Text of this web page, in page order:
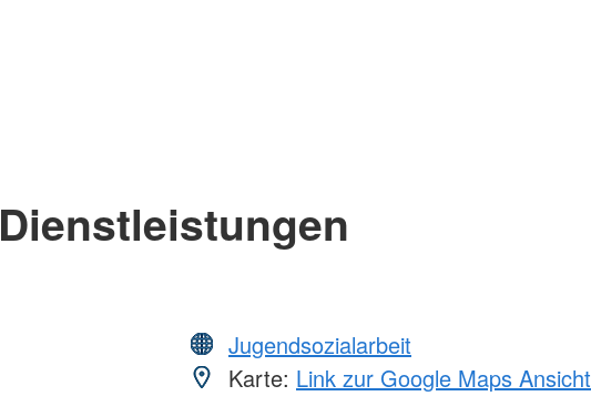
Dienstleistungen
Jugendsozialarbeit
Karte: Link zur Google Maps Ansicht